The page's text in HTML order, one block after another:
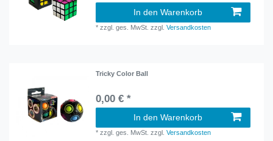
In den Warenkorb
*zzgl. ges. MwSt. zzgl.Versandkosten
Tricky Color Ball
0,00 € *
In den Warenkorb
*zzgl. ges. MwSt. zzgl.Versandkosten